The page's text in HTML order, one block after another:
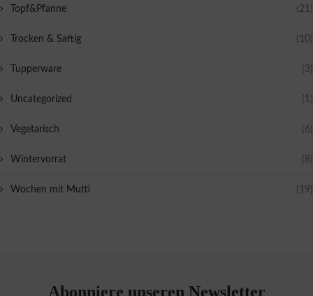
Topf&Pfanne (21)
Trocken & Saftig (10)
Tupperware (3)
Uncategorized (1)
Vegetarisch (6)
Wintervorrat (8)
Wochen mit Mutti (19)
Abonniere unseren Newsletter